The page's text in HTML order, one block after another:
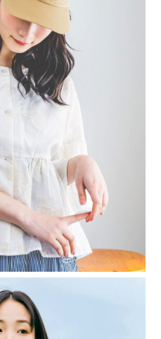
」（以下簡稱本公司）所提供，讓
或服務，並由商店將買賣／分期付款
本公司帳單繳交帳款。
契約關係目的，商店將以您的個人
台灣大哥大進項蒐集、處理及利用，
料之確認、核對及更正。
https://oppay.tw/userRule
此簡訊中的連結，可透過四大超商／
，方視為交易完成。
繳費，但若您需要取消訂單，請聯絡
訂單仍視為有效，需透過AFTEE先享
」之結帳頁面顯示為準，若有關於
相關疑問，請聯繫「AFTEE先享後付
support/home
之「AFTEE先享後付」服務完成之交
資料，並將交易相關給付款項請求債
下網址： https://aftee.tw/terms/#terms3
理人或監護人之同意方可使用
者引起之損失，本公司不負相關責
據個別帳號之用戶狀況，依本公司即
度不足之情形，本公司將視審查結果
資訊註冊。若發現惡意使用之情形，
戶之使用額度並採取法律行動。
免運費
運費
運費